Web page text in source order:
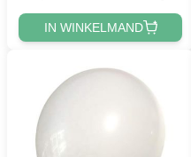
IN WINKELMAND